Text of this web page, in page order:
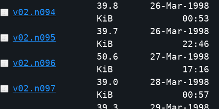
v02.n094
39.8
KiB
26-Mar-1998
00:53
v02.n095
39.7
KiB
26-Mar-1998
22:46
v02.n096
50.6
KiB
27-Mar-1998
17:16
v02.n097
39.0
KiB
28-Mar-1998
00:57